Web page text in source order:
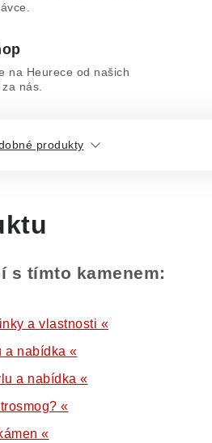
na Heurece od našich
nás.
produkty
s tímto kamenem:
a vlastnosti «
a nabídka «
a nabídka «
«
«